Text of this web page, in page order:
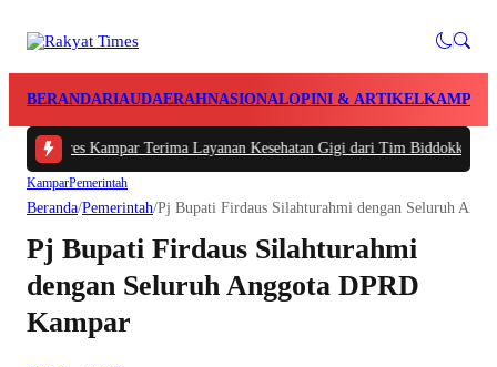
BERANDARIAUDAERAHNASIONALOPINI & ARTIKELKAMPAR
Kampar Terima Layanan Kesehatan Gigi dari Tim Biddokkes Polda
KamparPemerintah
Beranda/Pemerintah/Pj Bupati Firdaus Silahturahmi dengan Seluruh
Pj Bupati Firdaus Silahturahmi
dengan Seluruh Anggota DPRD
Kampar